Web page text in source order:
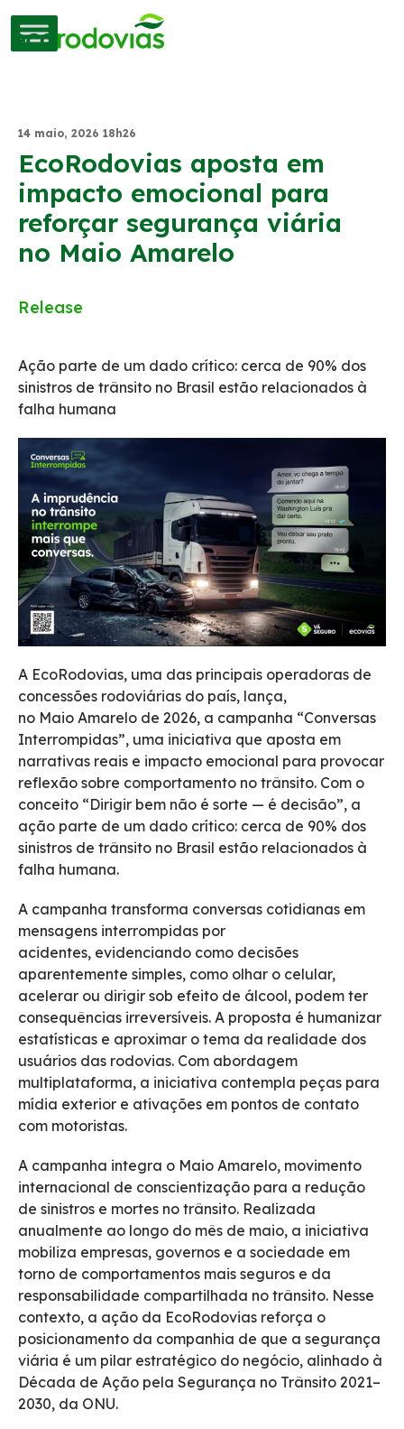
14 maio, 2026 18h26
EcoRodovias aposta em
impacto emocional para
reforçar segurança viária
no Maio Amarelo
Release
Ação parte de um dado crítico: cerca de 90% dos
sinistros de trânsito no Brasil estão relacionados à
falha humana
A EcoRodovias, uma das principais operadoras de
concessões rodoviárias do país, lança,
no Maio Amarelo de 2026, a campanha “Conversas
Interrompidas”, uma iniciativa que aposta em
narrativas reais e impacto emocional para provocar
reflexão sobre comportamento no trânsito. Com o
conceito “Dirigir bem não é sorte — é decisão”, a
ação parte de um dado crítico: cerca de 90% dos
sinistros de trânsito no Brasil estão relacionados à
falha humana.
A campanha transforma conversas cotidianas em
mensagens interrompidas por
acidentes, evidenciando como decisões
aparentemente simples, como olhar o celular,
acelerar ou dirigir sob efeito de álcool, podem ter
consequências irreversíveis. A proposta é humanizar
estatísticas e aproximar o tema da realidade dos
usuários das rodovias. Com abordagem
multiplataforma, a iniciativa contempla peças para
mídia exterior e ativações em pontos de contato
com motoristas.
A campanha integra o Maio Amarelo, movimento
internacional de conscientização para a redução
de sinistros e mortes no trânsito. Realizada
anualmente ao longo do mês de maio, a iniciativa
mobiliza empresas, governos e a sociedade em
torno de comportamentos mais seguros e da
responsabilidade compartilhada no trânsito. Nesse
contexto, a ação da EcoRodovias reforça o
posicionamento da companhia de que a segurança
viária é um pilar estratégico do negócio, alinhado à
Década de Ação pela Segurança no Trânsito 2021–
2030, da ONU.